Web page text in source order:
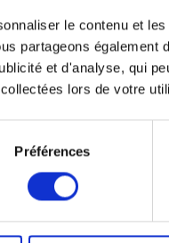
le contenu et
partageons
et d'analyse, qui
lors de votre
Préférences
et vous défend dans
:
ordinaires du
SCHAEFFER peut